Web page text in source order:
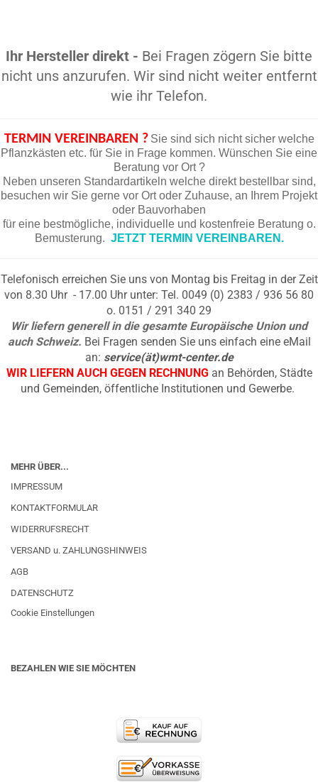
Ihr Hersteller direkt - Bei Fragen zögern Sie bitte
nicht uns anzurufen. Wir sind nicht weiter entfernt
wie ihr Telefon.
TERMIN VEREINBAREN ? Sie sind sich nicht sicher welche
Pflanzkästen etc. für Sie in Frage kommen. Wünschen Sie eine
Beratung vor Ort ?
Neben unseren Standardartikeln welche direkt bestellbar sind,
besuchen wir Sie gerne vor Ort oder Zuhause, an Ihrem Projekt
oder Bauvorhaben
für eine bestmögliche, individuelle und kostenfreie Beratung o.
Bemusterung. JETZT TERMIN VEREINBAREN.
Telefonisch erreichen Sie uns von Montag bis Freitag in der Zeit
von 8.30 Uhr - 17.00 Uhr unter: Tel. 0049 (0) 2383 / 936 56 80
o. 0151 / 291 340 29
Wir liefern generell in die gesamte Europäische Union und
auch Schweiz. Bei Fragen senden Sie uns einfach eine eMail
an: service(ät)wmt-center.de
WIR LIEFERN AUCH GEGEN RECHNUNG an Behörden, Städte
und Gemeinden, öffentliche Institutionen und Gewerbe.
MEHR ÜBER...
IMPRESSUM
KONTAKTFORMULAR
WIDERRUFSRECHT
VERSAND u. ZAHLUNGSHINWEIS
AGB
DATENSCHUTZ
Cookie Einstellungen
BEZAHLEN WIE SIE MÖCHTEN